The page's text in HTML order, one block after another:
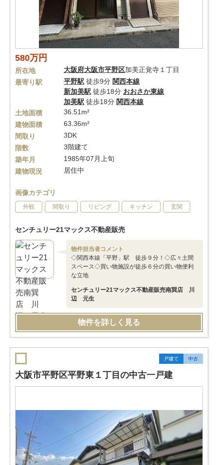
580万円
所在地 大阪府大阪市平野区加美正覚寺１丁目
最寄り駅
平野駅 徒歩9分 関西本線
新加美駅 徒歩18分 おおさか東線
加美駅 徒歩18分 関西本線
土地面積
36.51m²
建物面積
63.36m²
間取り
3DK
階数
3階建て
築年月
1985年07月上旬
建物現況
居住中
画像カテゴリ
外観 間取り リビング キッチン 玄関
センチュリー21マックス不動産販売
物件担当者コメント
◇関西本線「平野」駅 徒歩９分！◇広々土間
スペース◇買い物施設が徒歩６分の買い物便利
な立地
センチュリー21マックス不動産販売南巽店 川
辺 元生
物件を詳しく見る
戸建て 中古
大阪市平野区平野東１丁目の中古一戸建